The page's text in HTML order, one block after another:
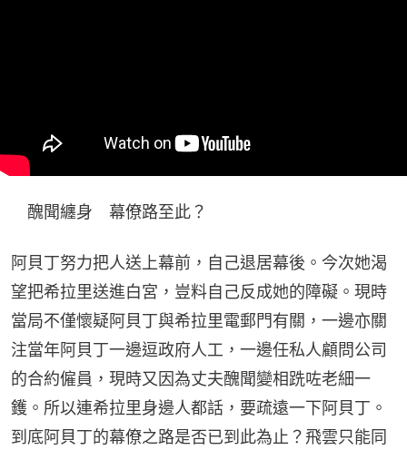
醜聞纏身　幕僚路至此？
阿貝丁努力把人送上幕前，自己退居幕後。今次她渴
望把希拉里送進白宮，豈料自己反成她的障礙。現時
當局不僅懷疑阿貝丁與希拉里電郵門有關，一邊亦關
注當年阿貝丁一邊逗政府人工，一邊任私人顧問公司
的合約僱員，現時又因為丈夫醜聞變相跣咗老細一
鑊。所以連希拉里身邊人都話，要疏遠一下阿貝丁。
到底阿貝丁的幕僚之路是否已到此為止？飛雲只能同